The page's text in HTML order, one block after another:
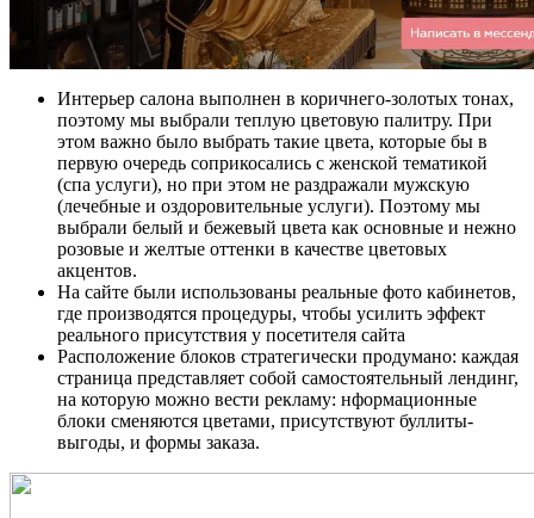
Интерьер салона выполнен в коричнего-золотых тонах,
поэтому мы выбрали теплую цветовую палитру. При
этом важно было выбрать такие цвета, которые бы в
первую очередь соприкосались с женской тематикой
(спа услуги), но при этом не раздражали мужскую
(лечебные и оздоровительные услуги). Поэтому мы
выбрали белый и бежевый цвета как основные и нежно
розовые и желтые оттенки в качестве цветовых
акцентов.
На сайте были использованы реальные фото кабинетов,
где производятся процедуры, чтобы усилить эффект
реального присутствия у посетителя сайта
Расположение блоков стратегически продумано: каждая
страница представляет собой самостоятельный лендинг,
на которую можно вести рекламу: нформационные
блоки сменяются цветами, присутствуют буллиты-
выгоды, и формы заказа.